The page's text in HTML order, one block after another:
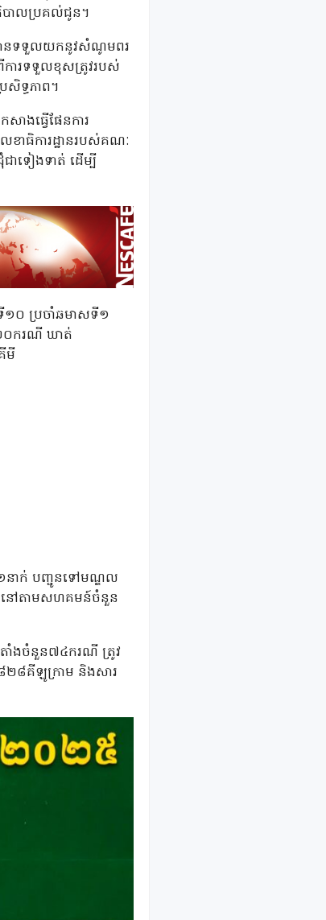
ភិបាលប្រគល់ជូន។
បានទទួលយកនូវសំណូមពរ
ការទទួលខុសត្រូវរបស់
សិទ្ធភាព។
ាងធ្វើផែនការ
េខាធិការដ្ឋានរបស់គណៈ
ាទៀងទាត់ ដើម្បី
១០ ប្រចាំឆមាសទី១
២០ករណី ឃាត់
មី
ាក់ បញ្ជូនទៅមណ្ឌល
លនៅតាមសហគមន៍ចំនួន
ាំងចំនួន៧៤ករណី ត្រូវ
២៨គីឡូក្រាម និងសារ